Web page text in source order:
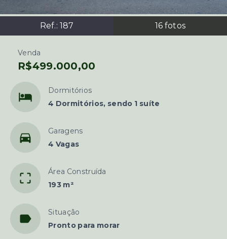
Ref.: 187 16 fotos
Venda
R$499.000,00
Dormitórios
4 Dormitórios, sendo 1 suíte
Garagens
4 Vagas
Área Construída
193 m²
Situação
Pronto para morar